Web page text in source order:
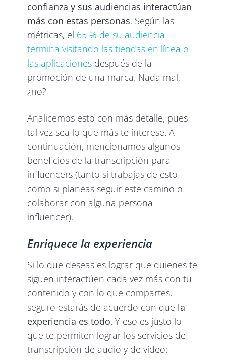
confianza y sus audiencias interactúan
más con estas personas. Según las
métricas, el 65 % de su audiencia
termina visitando las tiendas en línea o
las aplicaciones después de la
promoción de una marca. Nada mal,
¿no?
Analicemos esto con más detalle, pues
tal vez sea lo que más te interese. A
continuación, mencionamos algunos
beneficios de la transcripción para
influencers (tanto si trabajas de esto
como si planeas seguir este camino o
colaborar con alguna persona
influencer).
Enriquece la experiencia
Si lo que deseas es lograr que quienes te
siguen interactúen cada vez más con tu
contenido y con lo que compartes,
seguro estarás de acuerdo con que la
experiencia es todo. Y eso es justo lo
que te permiten lograr los servicios de
transcripción de audio y de vídeo: